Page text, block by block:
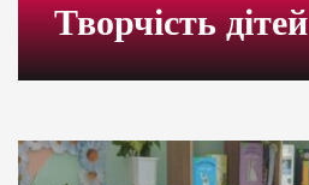
Творчість дітей